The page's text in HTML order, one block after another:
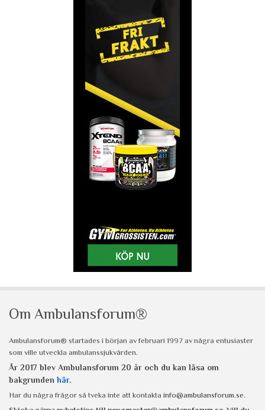
Om Ambulansforum®
Ambulansforum® startades i början av februari 1997 av några entusiaster
som ville utveckla ambulanssjukvården.
År 2017 blev Ambulansforum 20 år och du kan läsa om
bakgrunden här.
Har du några frågor så tveka inte att kontakta info@ambulansforum.se.